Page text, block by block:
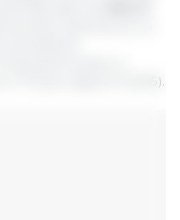
Pays-Bas, soit
11 % par rapport à 2025).